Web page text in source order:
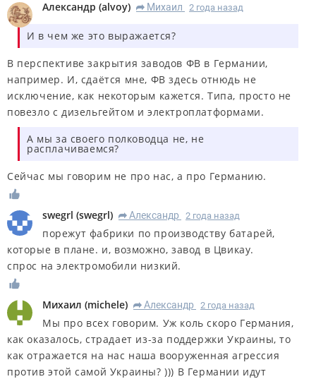
Александр (alvoy) R Михаил 2 года назад
И в чем же это выражается?
В перспективе закрытия заводов ФВ в Германии,
например. И, сдаётся мне, ФВ здесь отнюдь не
исключение, как некоторым кажется. Типа, просто не
повезло с дизельгейтом и электроплатформами.
А мы за своего полководца не, не
расплачиваемся?
Сейчас мы говорим не про нас, а про Германию.
swegrl (swegrl) R Александр 2 года назад
порежут фабрики по производству батарей,
которые в плане. и, возможно, завод в Цвикау.
спрос на электромобили низкий.
Михаил (michele) R Александр 2 года назад
Мы про всех говорим. Уж коль скоро Германия,
как оказалось, страдает из-за поддержки Украины, то
как отражается на нас наша вооруженная агрессия
против этой самой Украины? ))) В Германии идут